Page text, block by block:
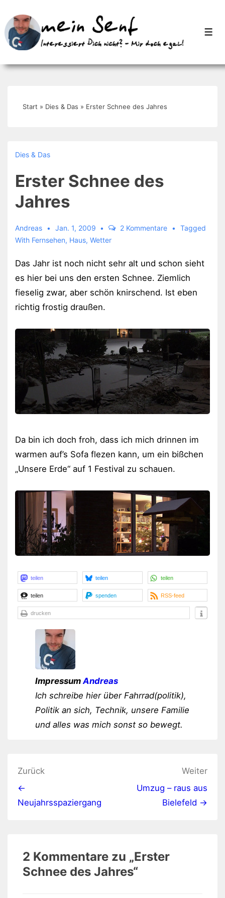
Zum
Inhalt
Start » Dies & Das » Erster Schnee des Jahres
Dies & Das
Erster Schnee des
Jahres
Andreas Jan. 1, 2009 2 Kommentare
Tagged
With Fernsehen, Haus, Wetter
Das Jahr ist noch nicht sehr alt und schon sieht
es hier bei uns den ersten Schnee. Ziemlich
fieselig zwar, aber schön knirschend. Ist eben
richtig frostig draußen.
Da bin ich doch froh, dass ich mich drinnen im
warmen auf’s Sofa flezen kann, um ein bißchen
„Unsere Erde“ auf 1 Festival zu schauen.
teilen teilen teilen
teilen spenden RSS-feed
drucken
ImpressumAndreas
Ich schreibe hier über Fahrrad(politik),
Politik an sich, Technik, unsere Familie
und alles was mich sonst so bewegt.
Beitragsnavigation
Zurück
←
Neujahrsspaziergang
Weiter
Umzug – raus aus
Bielefeld →
2 Kommentare zu „Erster
Schnee des Jahres“